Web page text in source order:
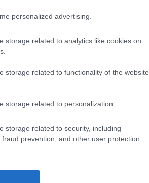
personalized advertising.
storage related to analytics like cookies on
storage related to functionality of the website
storage related to personalization.
storage related to security, including
prevention, and other user protection.